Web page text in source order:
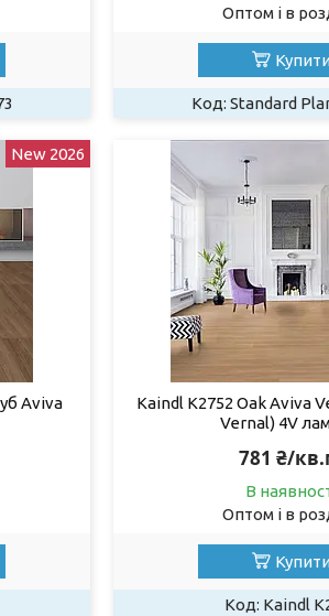
Оптом і в
Standard
New 2026
Aviva
Kaindl К2752 Oak Aviva
Vernal) 4V
781 ₴/
В
Оптом і в
Kaindl